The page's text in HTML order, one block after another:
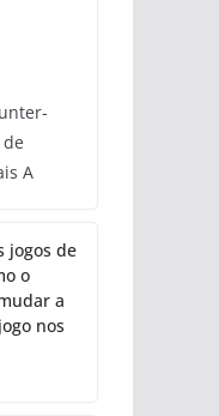
A
jogos de
o
a
nos